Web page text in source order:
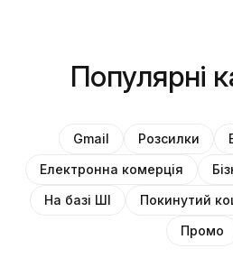
Популярні
Gmail Розсилки
Електронна комерція
На базі ШІ
Покинутий
Промо